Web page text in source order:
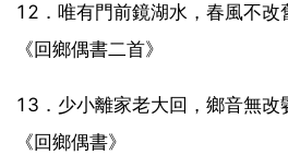
12．唯有門前鏡湖水，春風不
《回鄉偶書二首》
13．少小離家老大回，鄉音無
《回鄉偶書》